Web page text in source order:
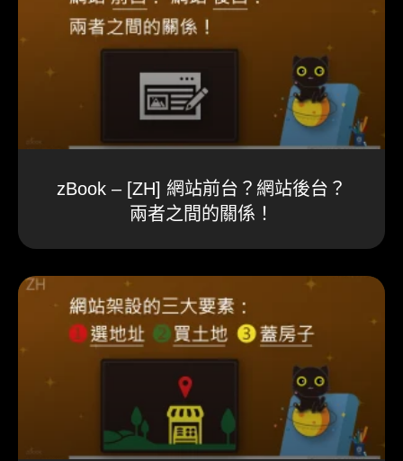
zBook – [ZH] 網站前台？網站後台？
兩者之間的關係！